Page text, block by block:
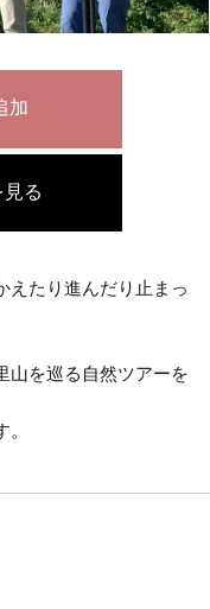
えたり進んだり止まっ
山を巡る自然ツアーを